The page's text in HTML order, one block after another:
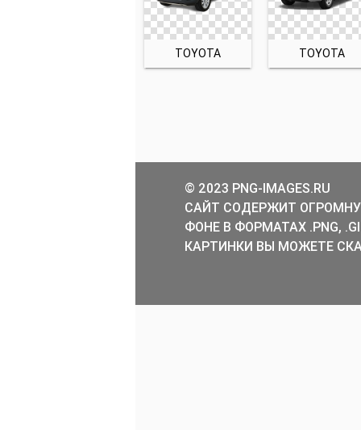
TOYOTA TOYOTA
© 2023 PNG-IMAGES.RU
САЙТ СОДЕРЖИТ
ФОНЕ В ФОРМАТАХ .PNG,
КАРТИНКИ ВЫ МОЖЕТЕ